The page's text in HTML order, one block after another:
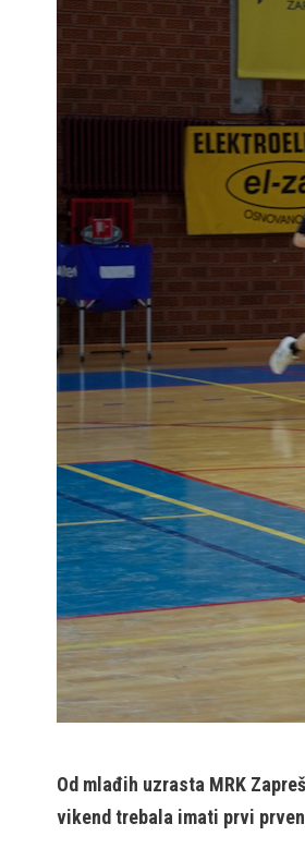
Od mlađih uzrasta MRK
vikend trebala imati prvi